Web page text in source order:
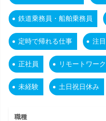
鉄道乗務員・船舶乗務員
定時で帰れる仕事 注
正社員 リモートワー
未経験 土日祝日休み
職種